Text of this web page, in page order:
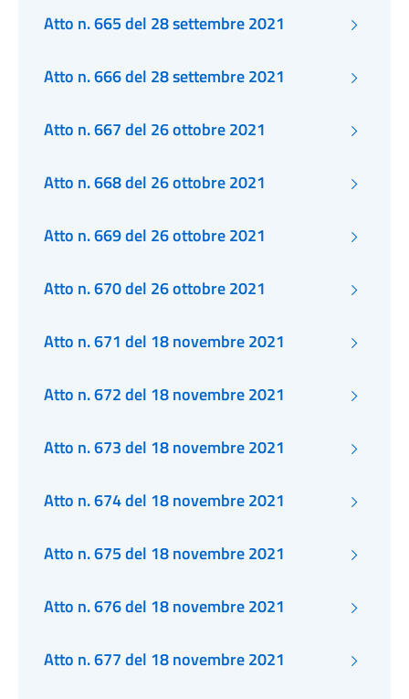
Atto n. 665 del 28 settembre 2021
Atto n. 666 del 28 settembre 2021
Atto n. 667 del 26 ottobre 2021
Atto n. 668 del 26 ottobre 2021
Atto n. 669 del 26 ottobre 2021
Atto n. 670 del 26 ottobre 2021
Atto n. 671 del 18 novembre 2021
Atto n. 672 del 18 novembre 2021
Atto n. 673 del 18 novembre 2021
Atto n. 674 del 18 novembre 2021
Atto n. 675 del 18 novembre 2021
Atto n. 676 del 18 novembre 2021
Atto n. 677 del 18 novembre 2021